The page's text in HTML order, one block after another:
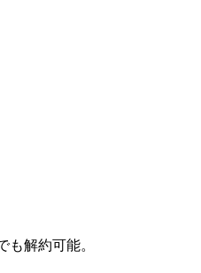
も解約可能。